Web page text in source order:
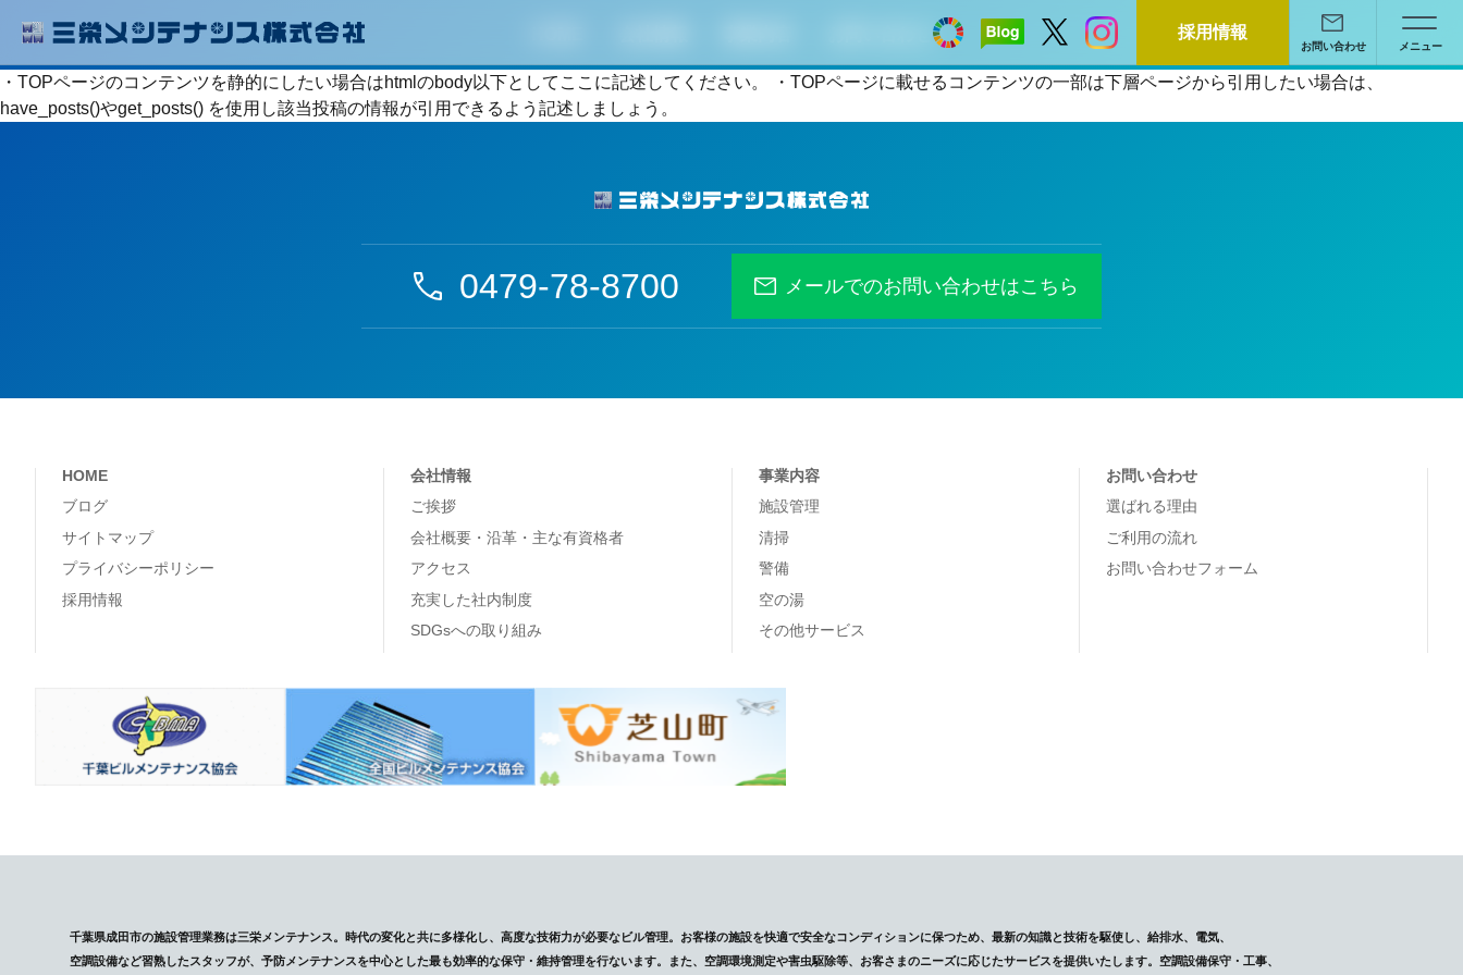
採用情報
お問い合わせ メニュー
・TOPページのコンテンツを静的にしたい場合はhtmlのbody以下としてここに記述してください。 ・TOPページに載せるコンテンツの一部は下層ページから引用したい場合は、
have_posts()やget_posts() を使用し該当投稿の情報が引用できるよう記述しましょう。
0479-78-8700 メールでのお問い合わせはこちら
HOME
ブログ
サイトマップ
プライバシーポリシー
採用情報
会社情報
ご挨拶
会社概要・沿革・主な有資格者
アクセス
充実した社内制度
SDGsへの取り組み
事業内容
施設管理
清掃
警備
空の湯
その他サービス
お問い合わせ
選ばれる理由
ご利用の流れ
お問い合わせフォーム
千葉県成田市の施設管理業務は三栄メンテナンス。時代の変化と共に多様化し、高度な技術力が必要なビル管理。お客様の施設を快適で安全なコンディションに保つため、最新の知識と技術を駆使し、給排水、電気、
空調設備など習熟したスタッフが、予防メンテナンスを中心とした最も効率的な保守・維持管理を行ないます。また、空調環境測定や害虫駆除等、お客さまのニーズに応じたサービスを提供いたします。空調設備保守・工事、